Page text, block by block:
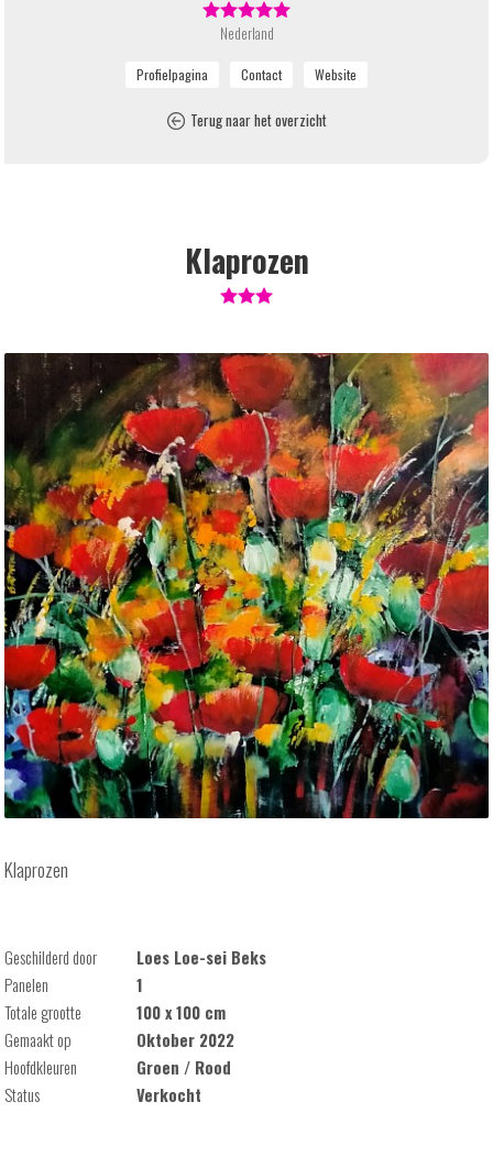
Nederland
Terug naar het overzicht
Klaprozen
Klaprozen
Geschilderd door
Loes Loe-sei Beks
Panelen
1
Totale grootte
100 x 100 cm
Gemaakt op
Oktober 2022
Hoofdkleuren
Groen / Rood
Status
Verkocht